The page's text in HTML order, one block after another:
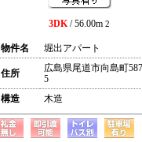
3DK/ 56.00m 2
物件名 堀出アパート
住所
広島県尾道市向島町
5
構造
木造